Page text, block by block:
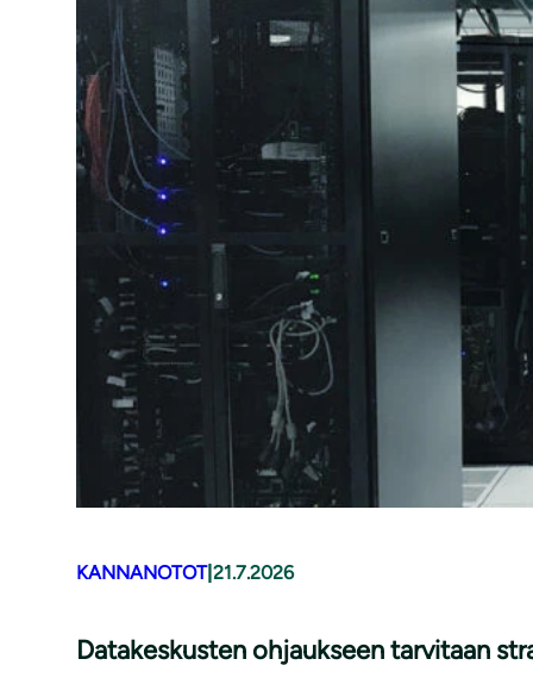
KANNANOTOT| 21.7.2026
Datakeskusten ohjaukseen tarvitaan